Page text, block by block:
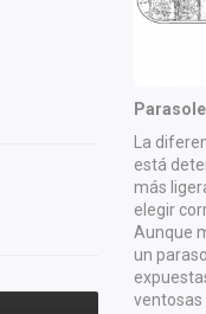
La
está
más
elegir
Aunque
un
ventosas